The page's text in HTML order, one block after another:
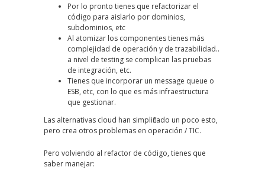
Por lo pronto tienes que refactorizar el
código para aislarlo por dominios,
subdominios, etc
Al atomizar los componentes tienes más
complejidad de operación y de trazabilidad..
a nivel de testing se complican las pruebas
de integración, etc.
Tienes que incorporar un message queue o
ESB, etc, con lo que es más infraestructura
que gestionar.
Las alternativas cloud han simplificado un poco esto,
pero crea otros problemas en operación / TIC.
Pero volviendo al refactor de código, tienes que
saber manejar: